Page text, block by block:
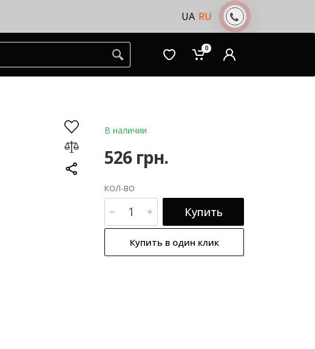
UA RU
0
В наличии
526 грн.
КОЛ-ВО
Купить
Купить в один клик